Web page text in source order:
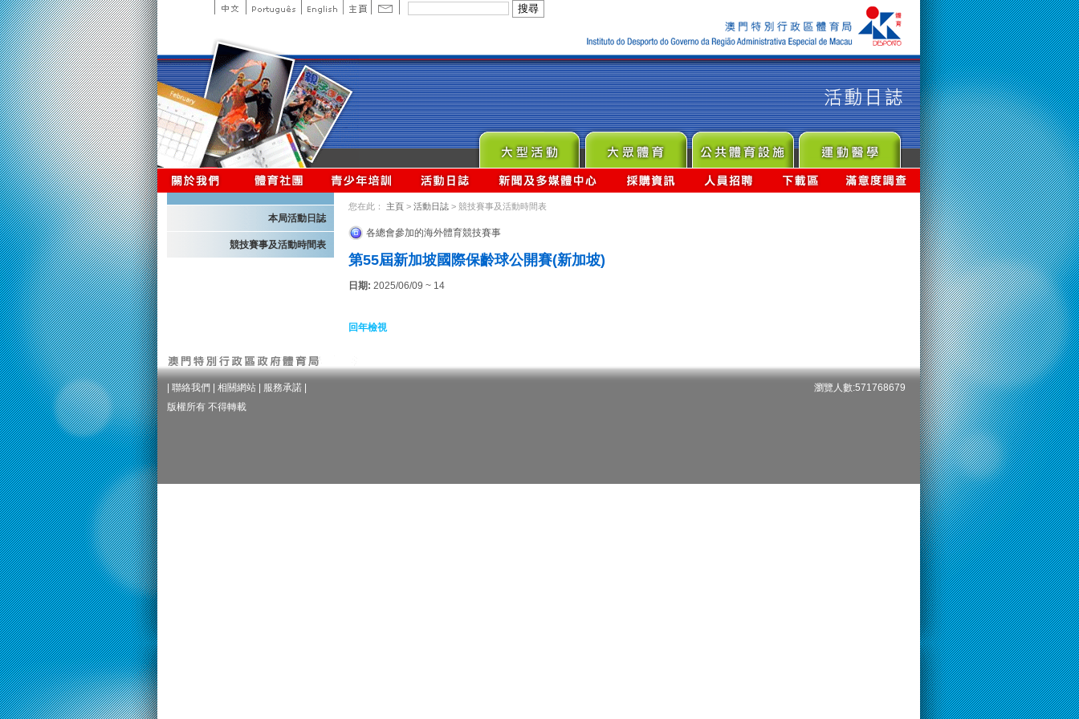
本局活動日誌
競技賽事及活動時間表
您在此： 主頁 > 活動日誌 > 競技賽事及活動時間表
各總會參加的海外體育競技賽事
第55屆新加坡國際保齡球公開賽(新加坡)
日期: 2025/06/09 ~ 14
回年檢視
聯絡我們 相關網站 服務承諾
版權所有 不得轉載
瀏覽人數:571768679